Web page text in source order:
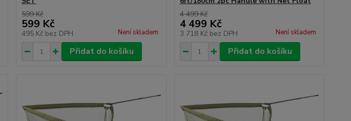
599 Kč
599 Kč
495 Kč bez DPH Není skladem
Přidat do košíku
4 499 Kč
4 499 Kč
3 718 Kč bez DPH Není skladem
Přidat do košíku